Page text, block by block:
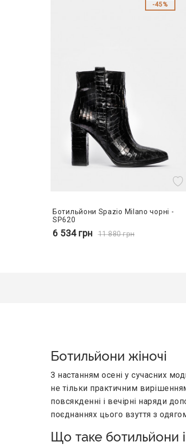
45%
Ботильйони Spazio Milano чорні -
SP620
6 534грн 11 880грн
Ботильйони жіночі
З настанням осені у сучасних
не тільки практичним
повсякденні і вечірні наряди
поєднаннях цього взуття з
Що таке ботильйони